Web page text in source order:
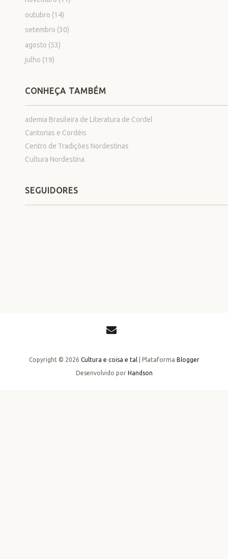
outubro (14)
setembro (30)
agosto (53)
julho (19)
CONHEÇA TAMBÉM
ademia Brasileira de Literatura de Cordel
Cantorias e Cordéis
Centro de Tradições Nordestinas
Cultura Nordestina
SEGUIDORES
Copyright © 2026 Cultura e coisa e tal| Plataforma Blogger
Desenvolvido por Handson